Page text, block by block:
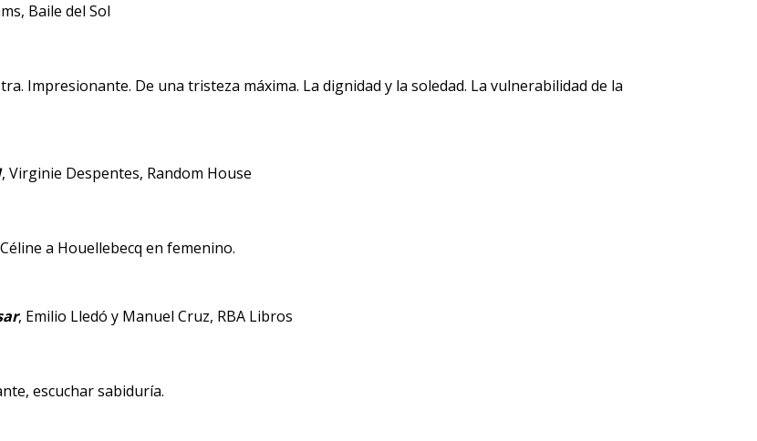
Baile del Sol
Impresionante. De una tristeza máxima. La dignidad y la soledad. La vulnerabilidad de la
, Virginie Despentes, Random House
a Houellebecq en femenino.
, Emilio Lledó y Manuel Cruz, RBA Libros
escuchar sabiduría.